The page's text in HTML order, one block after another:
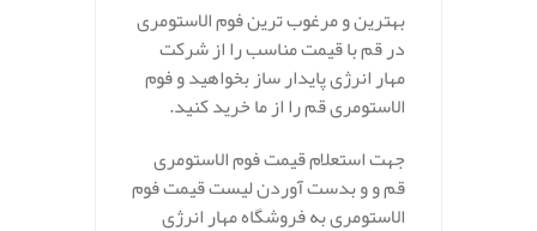
بهترین و مرغوب ترین فوم الاستومری
در قم با قیمت مناسب را از شرکت
مهار انرژی پایدار ساز بخواهید و فوم
الاستومری قم را از ما خرید کنید.
جهت استعلام قیمت فوم الاستومری
قم و و بدست آوردن لیست قیمت فوم
الاستومری به فروشگاه مهار انرژی